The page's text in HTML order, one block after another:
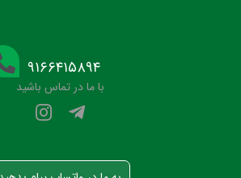
۹۱۶۶۴۱۵۸۹۴
با ما در تماس باشید